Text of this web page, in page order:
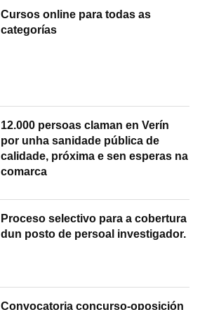
Cursos online para todas as
categorías
12.000 persoas claman en Verín
por unha sanidade pública de
calidade, próxima e sen esperas na
comarca
Proceso selectivo para a cobertura
dun posto de persoal investigador.
Convocatoria concurso-oposición